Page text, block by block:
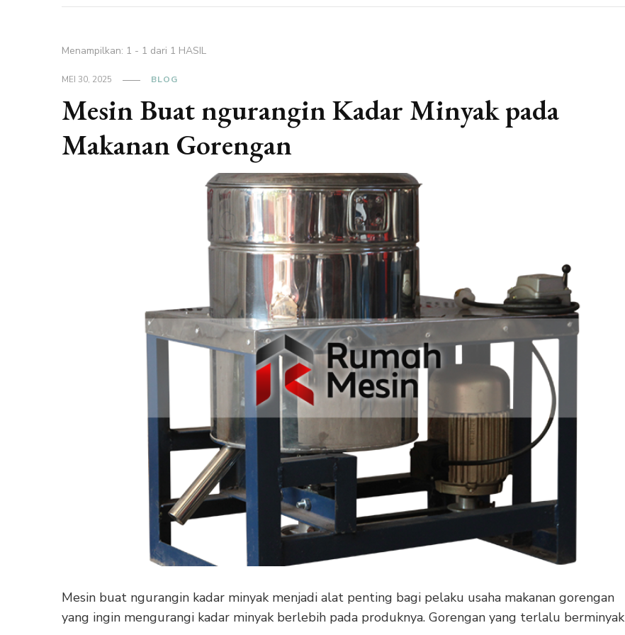
Menampilkan: 1 - 1 dari 1 HASIL
MEI 30, 2025 BLOG
Mesin Buat ngurangin Kadar Minyak pada
Makanan Gorengan
Mesin buat ngurangin kadar minyak menjadi alat penting bagi pelaku usaha makanan gorengan
yang ingin mengurangi kadar minyak berlebih pada produknya. Gorengan yang terlalu berminyak